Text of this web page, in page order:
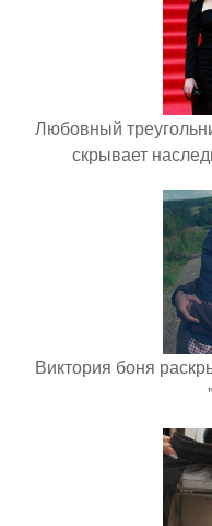
Любовный
скрывает
Виктория боня